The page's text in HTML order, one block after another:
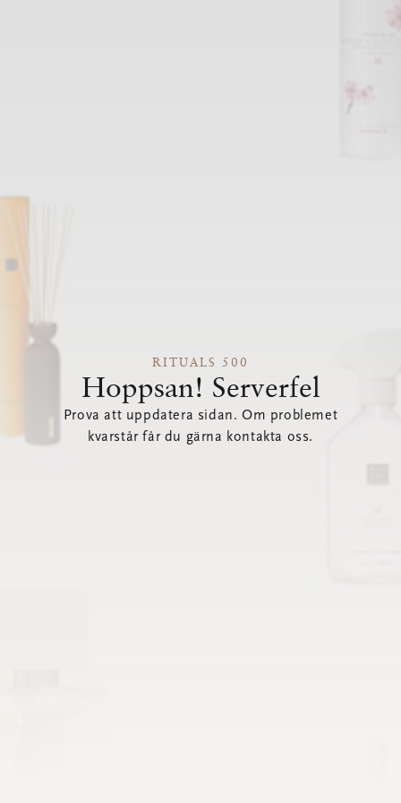
RITUALS 500
Hoppsan! Serverfel
Prova att uppdatera sidan. Om problemet
kvarstår får du gärna kontakta oss.